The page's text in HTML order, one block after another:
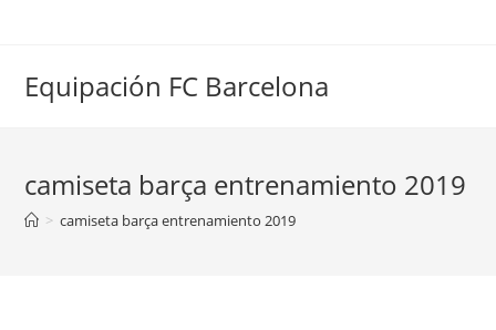
Equipación FC Barcelona
camiseta barça entrenamiento 2019
> camiseta barça entrenamiento 2019